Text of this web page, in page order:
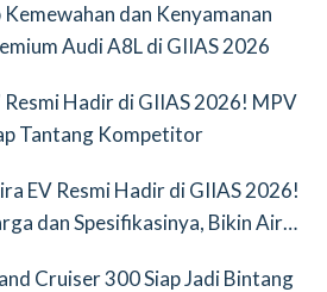
dan Kenyamanan
Audi A8L di GIIAS 2026
Hadir di GIIAS 2026! MPV
Tantang Kompetitor
EV Resmi Hadir di GIIAS 2026!
dan Spesifikasinya, Bikin Air
Cruiser 300 Siap Jadi Bintang